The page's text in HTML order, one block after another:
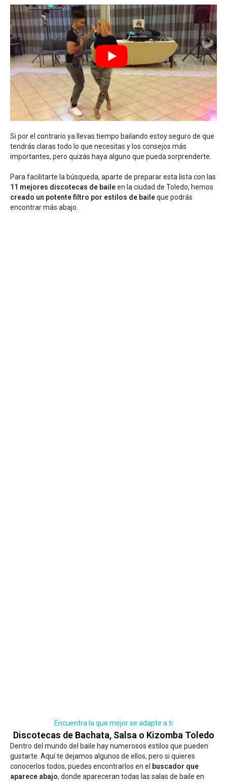
Si por el contrario ya llevas tiempo bailando estoy seguro de que
tendrás claras todo lo que necesitas y los consejos más
importantes, pero quizás haya alguno que pueda sorprenderte.
Para facilitarte la búsqueda, aparte de preparar esta lista con las
11 mejores discotecas de baileen la ciudad de Toledo, hemos
creado un potente filtro por estilos de baileque podrás
encontrar más abajo.
Encuentra la que mejor se adapte a ti
Discotecas de Bachata, Salsa o Kizomba Toledo
Dentro del mundo del baile hay numerosos estilos que pueden
gustarte. Aquí te dejamos algunos de ellos, pero si quieres
conocerlos todos, puedes encontrarlos en el buscador que
aparece abajo, donde apareceran todas las salas de baile en